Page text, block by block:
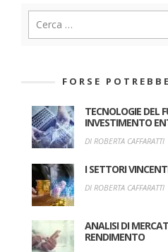
FORSE
TECNOLOGIE DEL
INVESTIMENTO
DI ROBERTA CAFFARATTI
I SETTORI
DI ROBERTA CAFFARATTI
ANALISI DI
RENDIMENTO